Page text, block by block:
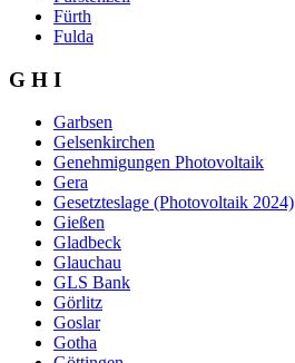
Fürth
Fulda
G H I
Garbsen
Gelsenkirchen
Genehmigungen Photovoltaik
Gera
Gesetzteslage (Photovoltaik 2024)
Gießen
Gladbeck
Glauchau
GLS Bank
Görlitz
Goslar
Gotha